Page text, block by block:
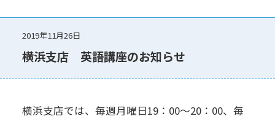
2019年11月26日
横浜支店 英語講座のお知らせ
横浜支店では、毎週月曜日19：00～20：00、毎